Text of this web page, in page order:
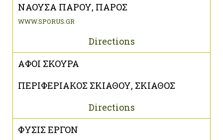
ΝΑΟΥΣΑ ΠΑΡΟΥ, ΠΑΡΟΣ
WWW.SPORUS.GR
Directions
ΑΦΟΙ ΣΚΟΥΡΑ
ΠΕΡΙΦΕΡΙΑΚΟΣ ΣΚΙΑΘΟΥ, ΣΚΙΑΘΟΣ
Directions
ΦΥΣΙΣ ΕΡΓΟΝ